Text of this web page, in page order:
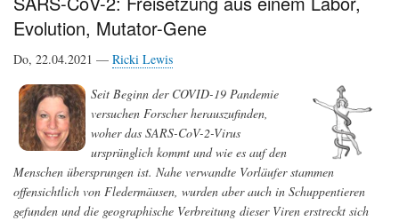
Erbinformation
Evolution, Mutator-Gene
Do, 22.04.2021 — Ricki Lewis
Seit Beginn der COVID-19 Pandemie
versuchen Forscher herauszufinden,
woher das SARS-CoV-2-Virus
ursprünglich kommt und wie es auf den
Menschen übersprungen ist. Nahe verwandte Vorläufer stammen
offensichtlich von Fledermäusen, wurden aber auch in Schuppentieren
gefunden und die geographische Verbreitung dieser Viren erstreckt sich